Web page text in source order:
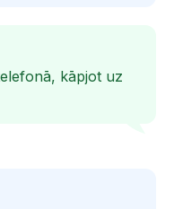
kāpjot uz